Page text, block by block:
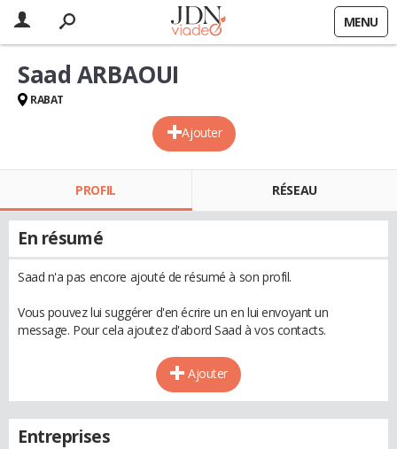
MENU
Ajouter
Saad ARBAOUI
RABAT
PROFIL RÉSEAU
En résumé
Saad n'a pas encore ajouté de résumé à son profil.
Vous pouvez lui suggérer d'en écrire un en lui envoyant un
message. Pour cela ajoutez d'abord Saad à vos contacts.
Ajouter
Entreprises